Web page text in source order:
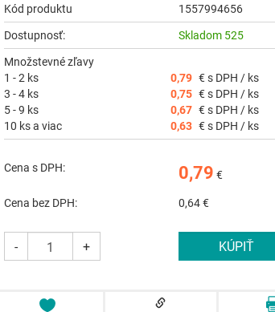
Kód produktu
1557994656
Dostupnosť:
Skladom 525
Množstevné zľavy
1 - 2 ks
0,79 € s DPH / ks
3 - 4 ks
0,75 € s DPH / ks
5 - 9 ks
0,67 € s DPH / ks
10 ks a viac
0,63 € s DPH / ks
Cena s DPH: 0,79 €
Cena bez DPH:
0,64€
- +